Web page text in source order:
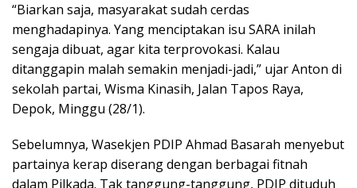
“Biarkan saja, masyarakat sudah cerdas
menghadapinya. Yang menciptakan isu SARA inilah
sengaja dibuat, agar kita terprovokasi. Kalau
ditanggapin malah semakin menjadi-jadi,” ujar Anton di
sekolah partai, Wisma Kinasih, Jalan Tapos Raya,
Depok, Minggu (28/1).
Sebelumnya, Wasekjen PDIP Ahmad Basarah menyebut
partainya kerap diserang dengan berbagai fitnah
dalam Pilkada. Tak tanggung-tanggung, PDIP dituduh